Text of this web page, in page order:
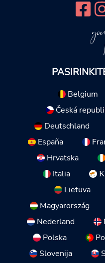
Belgium
Česká
Deutschland
España
Hrvatska
Italia
Lietuva
Magyarország
Nederland
Polska
Slovenija